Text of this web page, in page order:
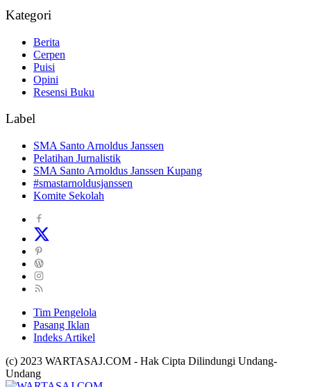
Kategori
Berita
Cerpen
Puisi
Opini
Resensi Buku
Label
SMA Santo Arnoldus Janssen
Pelatihan Jurnalistik
SMA Santo Arnoldus Janssen Kupang
#smastarnoldusjanssen
Komite Sekolah
Tim Pengelola
Pasang Iklan
Indeks Artikel
(c) 2023 WARTASAJ.COM - Hak Cipta Dilindungi Undang-
Undang